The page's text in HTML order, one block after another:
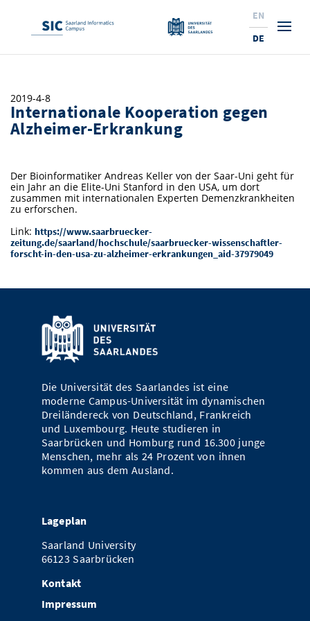
Interessierte & BewerberInnen
Angebote für SchülerInnen
10 Gründe für den SIC
NEU: Internationale Studiengänge
Aktuelle Semesterinfos
Beratung für Studierende
Lehrveranstaltungen & AnsprechpartnerInnen
Vom Studium in den Beruf
Service
Service und Support
ProfessorInnen
Study Scheduler
Forschung
Forschungsinstitutionen
Ranking
Forschungsfelder
Bibliothek
Open Science/Open Access
Karrierewege
Promotion
Gründen & Investieren
News
Preise, Auszeichnungen und Förderungen
Technologietransfer
Innovationsstandort
Expertise am SIC
Start-ups
News & Termine
Forschungshighlights
IT-Themenabend
News
Über Uns
Saarland Informatics Campus
Ranking
Zahlen & Fakten
Preise, Auszeichnungen und Förderungen
Kontakt
SIC Merchandise
SIC Podcast
Anfahrt
Termine, Vorträge und Veranstaltungen
Alumni
EN
DE
2019-4-8
Internationale Kooperation gegen
Alzheimer-Erkrankung
Der Bioinformatiker Andreas Keller von der Saar-Uni geht für
ein Jahr an die Elite-Uni Stanford in den USA, um dort
zusammen mit internationalen Experten Demenzkrankheiten
zu erforschen.
Link: https://www.saarbruecker-
zeitung.de/saarland/hochschule/saarbruecker-wissenschaftler-
forscht-in-den-usa-zu-alzheimer-erkrankungen_aid-37979049
Die Universität des Saarlandes ist eine
moderne Campus-Universität im dynamischen
Dreiländereck von Deutschland, Frankreich
und Luxembourg. Heute studieren in
Saarbrücken und Homburg rund 16.300 junge
Menschen, mehr als 24 Prozent von ihnen
kommen aus dem Ausland.
Lageplan
Saarland University
66123 Saarbrücken
Kontakt
Impressum